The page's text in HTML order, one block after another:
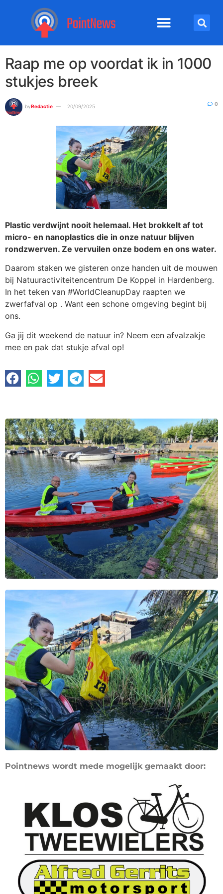
Raap me op voordat ik in 1000
stukjes breek
byRedactie 20/09/2025 0
Plastic verdwijnt nooit helemaal. Het brokkelt af tot
micro- en nanoplastics die in onze natuur blijven
rondzwerven. Ze vervuilen onze bodem en ons water.
Daarom staken we gisteren onze handen uit de mouwen
bij Natuuractiviteitencentrum De Koppel in Hardenberg.
In het teken van #WorldCleanupDay raapten we
zwerfafval op . Want een schone omgeving begint bij
ons.
Ga jij dit weekend de natuur in? Neem een afvalzakje
mee en pak dat stukje afval op!
Pointnews wordt mede mogelijk gemaakt door: